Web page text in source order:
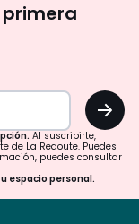
primera
OK
Al suscribirte,
de La Redoute. Puedes
puedes consultar
espacio personal.